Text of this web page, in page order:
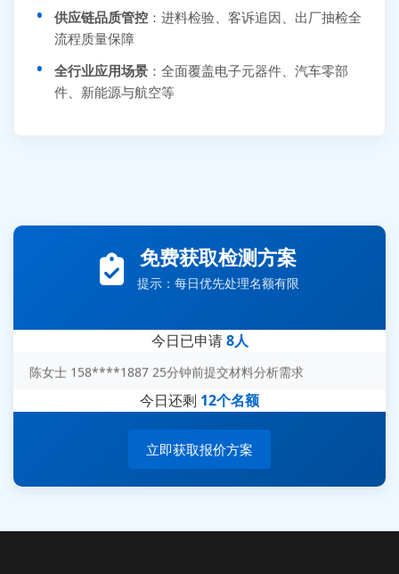
供应链品质管控 ：进料检验、客诉追因、出厂抽检全
流程质量保障
全行业应用场景 ：全面覆盖电子元器件、汽车零部
件、新能源与航空等
免费获取检测方案
提示：每日优先处理名额有限
今日已申请8人
李女士 159****5393 3分钟前提交可靠性测试需求
王经理 186****9012 7分钟前提交并网/涉网试验需求
刘先生 139****7889 18分钟前提交防爆测试需求
周总 136****0539 35分钟前提交机器人测试需求
今日还剩 12个名额
立即获取报价方案